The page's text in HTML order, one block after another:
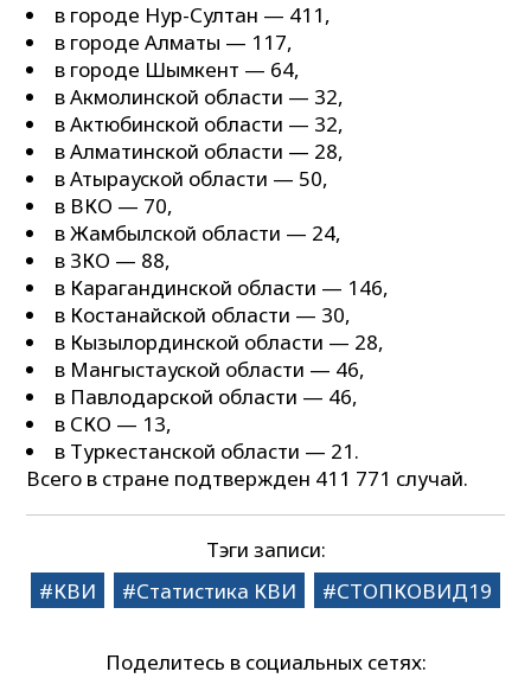
в городе Нур-Султан — 411,
в городе Алматы — 117,
в городе Шымкент — 64,
в Акмолинской области — 32,
в Актюбинской области — 32,
в Алматинской области — 28,
в Атырауской области — 50,
в ВКО — 70,
в Жамбылской области — 24,
в ЗКО — 88,
в Карагандинской области — 146,
в Костанайской области — 30,
в Кызылординской области — 28,
в Мангыстауской области — 46,
в Павлодарской области — 46,
в СКО — 13,
в Туркестанской области — 21.
Всего в стране подтвержден 411 771 случай.
Тэги записи:
КВИ
Статистика КВИ СТОПКОВИД19
Поделитесь в социальных сетях: